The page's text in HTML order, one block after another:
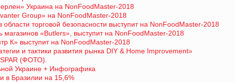
Украина на NonFoodMaster-2018
Group» на NonFoodMaster-2018
торговой безопасности выступит на NonFoodMaster-2018
«Butlers», выступит на NonFoodMaster-2018
К» выступит на NonFoodMaster-2018
и тактики развития рынка DIY & Home Improvement»
(ФОТО).
Украине + Инфографика
в Бразилии на 15,6%